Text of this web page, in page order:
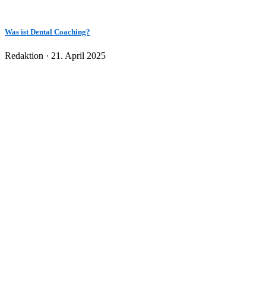
Was ist Dental Coaching?
Redaktion · Veröffentlicht
21. April 2025